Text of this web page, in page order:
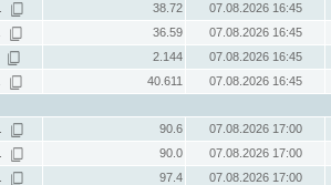
38.72
07.08.2026 16:45
36.59
07.08.2026 16:45
2.144
07.08.2026 16:45
40.611
07.08.2026 16:45
90.6
07.08.2026 17:00
90.0
07.08.2026 17:00
97.4
07.08.2026 17:00